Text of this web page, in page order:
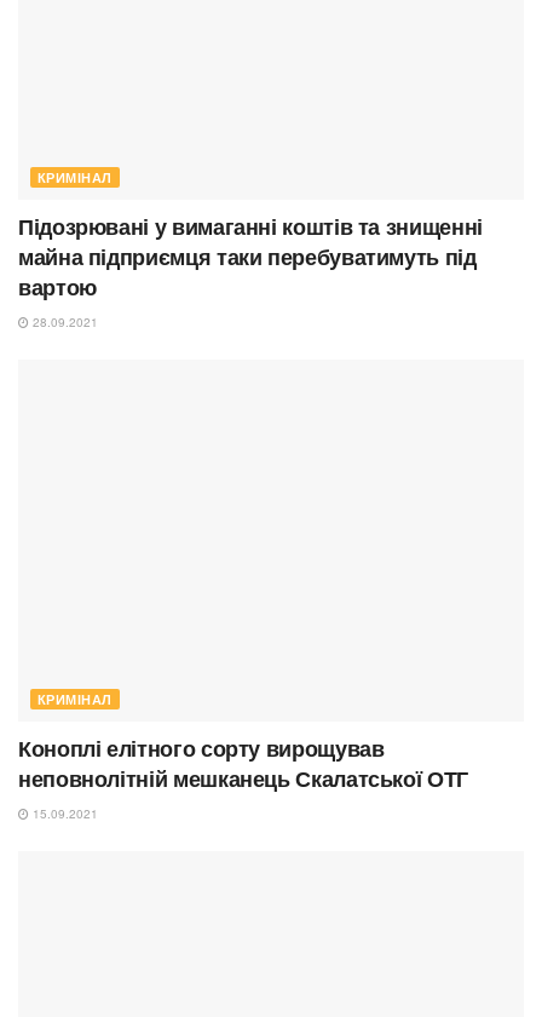
КРИМІНАЛ
Підозрювані у вимаганні коштів та знищенні
майна підприємця таки перебуватимуть під
вартою
28.09.2021
КРИМІНАЛ
Коноплі елітного сорту вирощував
неповнолітній мешканець Скалатської ОТГ
15.09.2021